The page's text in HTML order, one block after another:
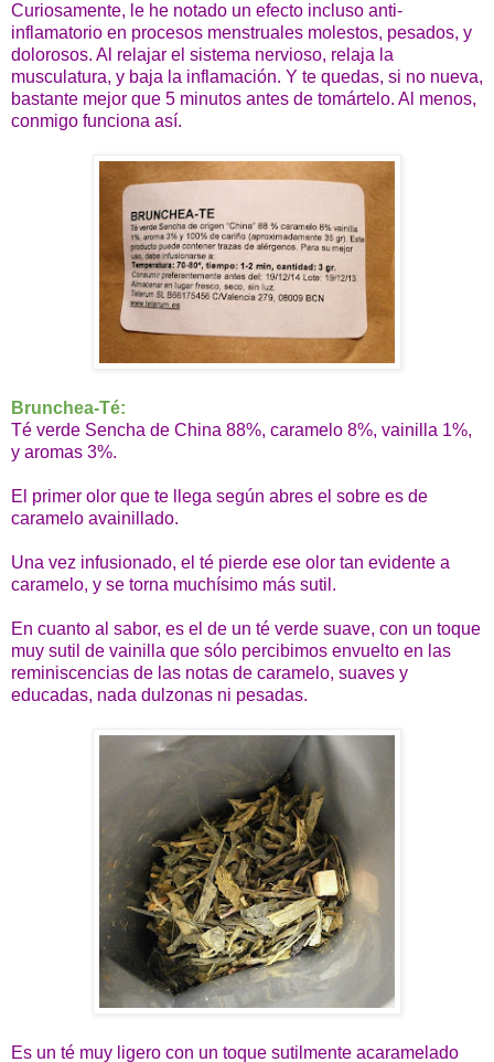
Curiosamente, le he notado un efecto incluso anti-
inflamatorio en procesos menstruales molestos, pesados, y
dolorosos. Al relajar el sistema nervioso, relaja la
musculatura, y baja la inflamación. Y te quedas, si no nueva,
bastante mejor que 5 minutos antes de tomártelo. Al menos,
conmigo funciona así.
Brunchea-Té:
Té verde Sencha de China 88%, caramelo 8%, vainilla 1%,
y aromas 3%.
El primer olor que te llega según abres el sobre es de
caramelo avainillado.
Una vez infusionado, el té pierde ese olor tan evidente a
caramelo, y se torna muchísimo más sutil.
En cuanto al sabor, es el de un té verde suave, con un toque
muy sutil de vainilla que sólo percibimos envuelto en las
reminiscencias de las notas de caramelo, suaves y
educadas, nada dulzonas ni pesadas.
Es un té muy ligero con un toque sutilmente acaramelado